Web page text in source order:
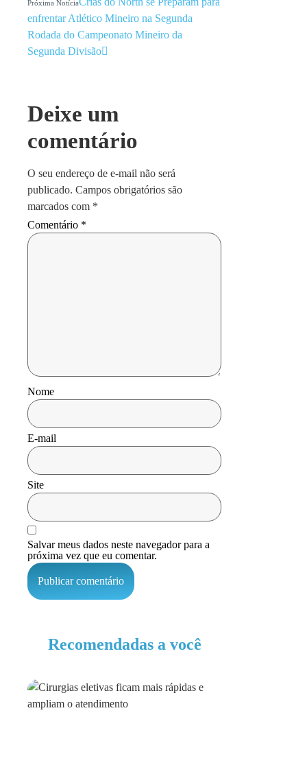
Próxima Notícia
enfrentar Atlético Mineiro na Segunda
Rodada do Campeonato Mineiro da
Segunda Divisão
Deixe um
comentário
O seu endereço de e-mail não será
publicado. Campos obrigatórios são
marcados com *
Comentário *
Nome
E-mail
Site
Salvar meus dados neste navegador para a
próxima vez que eu comentar.
Recomendadas a você